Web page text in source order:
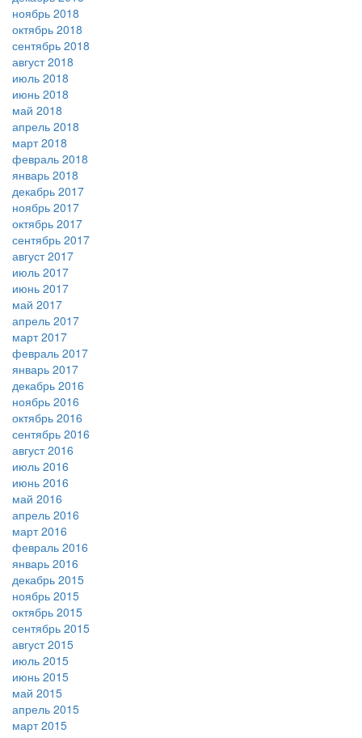
ноябрь 2018
октябрь 2018
сентябрь 2018
август 2018
июль 2018
июнь 2018
май 2018
апрель 2018
март 2018
февраль 2018
январь 2018
декабрь 2017
ноябрь 2017
октябрь 2017
сентябрь 2017
август 2017
июль 2017
июнь 2017
май 2017
апрель 2017
март 2017
февраль 2017
январь 2017
декабрь 2016
ноябрь 2016
октябрь 2016
сентябрь 2016
август 2016
июль 2016
июнь 2016
май 2016
апрель 2016
март 2016
февраль 2016
январь 2016
декабрь 2015
ноябрь 2015
октябрь 2015
сентябрь 2015
август 2015
июль 2015
июнь 2015
май 2015
апрель 2015
март 2015